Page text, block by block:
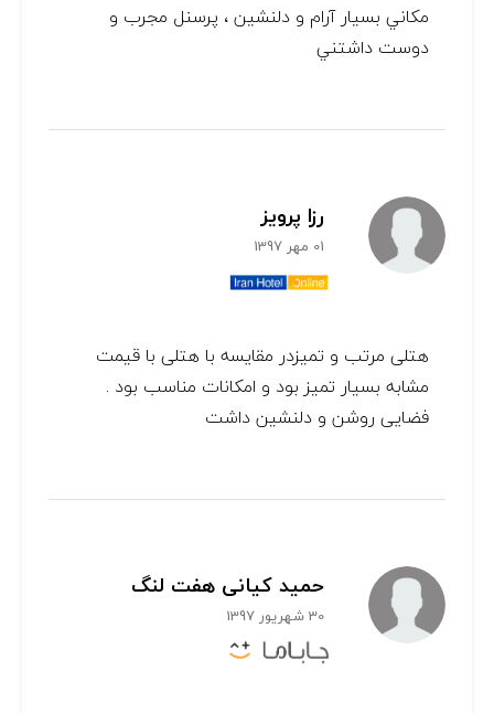
مكاني بسيار آرام و دلنشين ، پرسنل مجرب و
دوست داشتني
رزا پرویز
01 مهر 1397
هتلی مرتب و تمیزدر مقایسه با هتلی با قیمت
مشابه بسیار تمیز بود و امکانات مناسب بود .
فضایی روشن و دلنشین داشت
حمید کیانی هفت لنگ
30 شهریور 1397